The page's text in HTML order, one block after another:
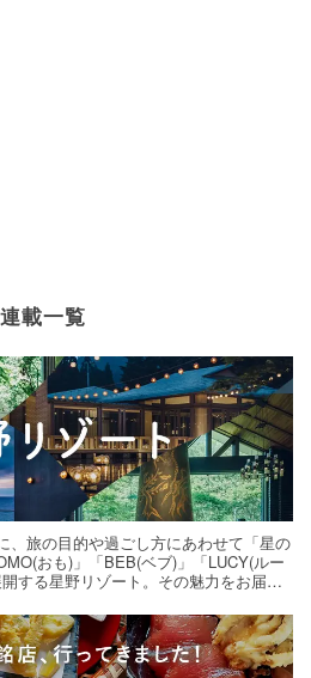
連載一覧
、旅の目的や過ごし方にあわせて「星の
おも)」「BEB(ベブ)」「LUCY(ルー
する星野リゾート。その魅力をお届け